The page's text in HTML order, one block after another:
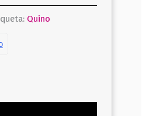
Quino